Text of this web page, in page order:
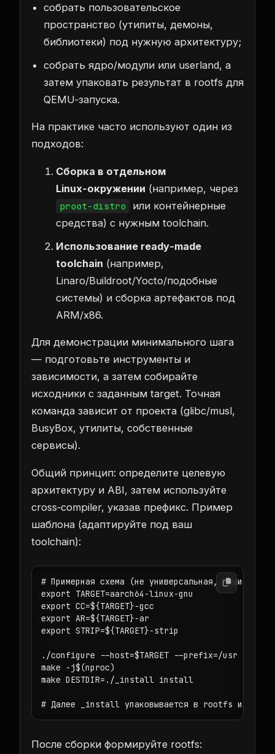
собрать пользовательское
пространство (утилиты, демоны,
библиотеки) под нужную архитектуру;
собрать ядро/модули или userland, а
затем упаковать результат в rootfs для
QEMU‑запуска.
На практике часто используют один из
подходов:
Сборка в отдельном
Linux‑окружении (например, через
proot-distro
или контейнерные
средства) с нужным toolchain.
Использование ready‑made
toolchain (например,
Linaro/Buildroot/Yocto/подобные
системы) и сборка артефактов под
ARM/x86.
Для демонстрации минимального шага
— подготовьте инструменты и
зависимости, а затем собирайте
исходники с заданным target. Точная
команда зависит от проекта (glibc/musl,
BusyBox, утилиты, собственные
сервисы).
Общий принцип: определите целевую
архитектуру и ABI, затем используйте
cross‑compiler, указав префикс. Пример
шаблона (адаптируйте под ваш
toolchain):
# Примерная схема (не универсальная, зависит
export TARGET=aarch64-linux-gnu
export CC=${TARGET}-gcc
export AR=${TARGET}-ar
export STRIP=${TARGET}-strip
./configure --host=$TARGET --prefix=/usr
make -j$(nproc)
make DESTDIR=./_install install
# Далее _install упаковывается в rootfs или
После сборки формируйте rootfs: